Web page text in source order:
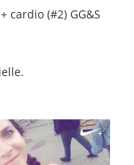
cardio (#2) GG&S